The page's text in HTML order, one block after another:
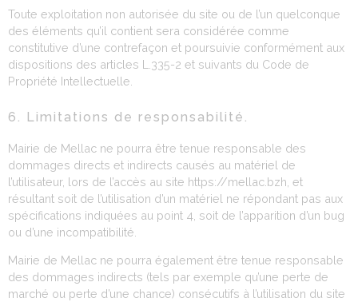
Toute exploitation non autorisée du site ou de l’un quelconque
des éléments qu’il contient sera considérée comme
constitutive d’une contrefaçon et poursuivie conformément aux
dispositions des articles L.335-2 et suivants du Code de
Propriété Intellectuelle.
6. Limitations de responsabilité.
Mairie de Mellac ne pourra être tenue responsable des
dommages directs et indirects causés au matériel de
l’utilisateur, lors de l’accès au site https://mellac.bzh, et
résultant soit de l’utilisation d’un matériel ne répondant pas aux
spécifications indiquées au point 4, soit de l’apparition d’un bug
ou d’une incompatibilité.
Mairie de Mellac ne pourra également être tenue responsable
des dommages indirects (tels par exemple qu’une perte de
marché ou perte d’une chance) consécutifs à l’utilisation du site